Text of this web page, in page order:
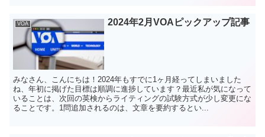
VOA 2024年2月VOAピックアップ記事
みなさん、こんにちは！2024年もすでに1ヶ月経ってしまいました
ね、年初に掲げた目標は順調に進捗しています？最近私が気になって
いることは、次回の英検からライティングの試験方式が少し変更にな
ることです。1問追加されるのは、文章を要約するとい...